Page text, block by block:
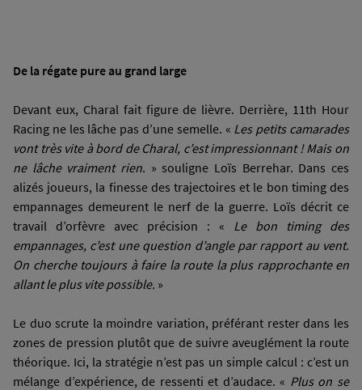
De la régate pure au grand large
Devant eux, Charal fait figure de lièvre. Derrière, 11th Hour
Racing ne les lâche pas d’une semelle. « Les petits camarades
vont très vite à bord de Charal, c’est impressionnant ! Mais on
ne lâche vraiment rien. » souligne Loïs Berrehar. Dans ces
alizés joueurs, la finesse des trajectoires et le bon timing des
empannages demeurent le nerf de la guerre. Loïs décrit ce
travail d’orfèvre avec précision : « Le bon timing des
empannages, c’est une question d’angle par rapport au vent.
On cherche toujours à faire la route la plus rapprochante en
allant le plus vite possible. »
Le duo scrute la moindre variation, préférant rester dans les
zones de pression plutôt que de suivre aveuglément la route
théorique. Ici, la stratégie n’est pas un simple calcul : c’est un
mélange d’expérience, de ressenti et d’audace. « Plus on se